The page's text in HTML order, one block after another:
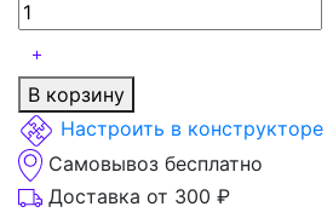
В корзину
Настроить в конструкторе
Самовывоз бесплатно
Доставка от 300 ₽